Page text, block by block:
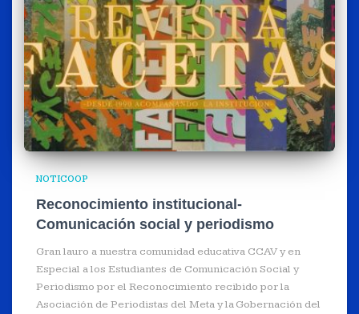
NOTICOOP
Reconocimiento institucional-
Comunicación social y periodismo
Gran lauro a nuestra comunidad educativa CCAV y en
Especial a los Estudiantes de Comunicación Social y
Periodismo por el Reconocimiento recibido por la
Asociación de Periodistas del Meta y la Gobernación del